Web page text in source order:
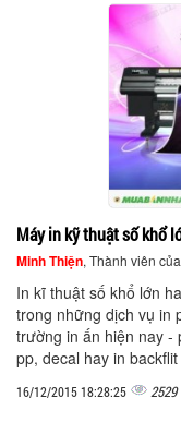
Máy in kỹ thuật số khổ
Minh Thiện, Thành viên
In kĩ thuật số khổ lớn
trong những dịch vụ in
trường in ấn hiện nay -
pp, decal hay in
16/12/2015 18:28:25 2529